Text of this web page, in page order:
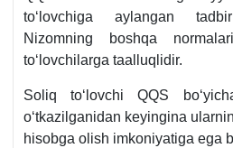
toʻlovchiga aylangan
Nizomning boshqa
toʻlovchilarga taalluqlidir.
Soliq toʻlovchi QQS
oʻtkazilganidan keyingina
hisobga olish imkoniyatiga ega